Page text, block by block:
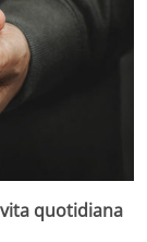
quotidiana